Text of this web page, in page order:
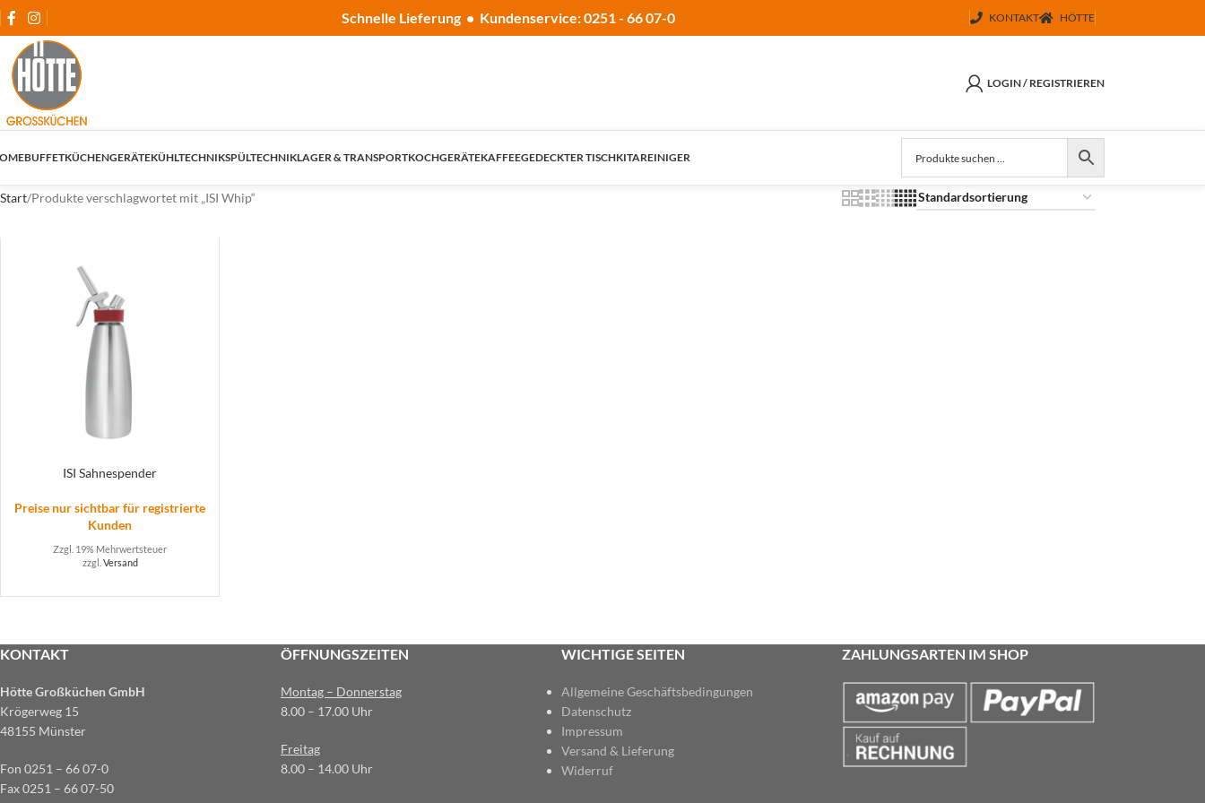
Schnelle Lieferung • Kundenservice: 0251 - 66 07-0 KONTAKT HÖTTE
LOGIN / REGISTRIEREN
BUFFETKÜCHENGERÄTEKÜHLTECHNIKSPÜLTECHNIKLAGER & TRANSPORTKOCHGERÄTEKAFFEEGEDECKTER TISCHKITAREINIGER
Start Produkte verschlagwortet mit „ISI Whip“
ISI Sahnespender
Preise nur sichtbar für registrierte
Kunden
Zzgl. 19% Mehrwertsteuer
zzgl. Versand
KONTAKT
Hötte Großküchen GmbH
Krögerweg 15
48155 Münster
Fon 0251 – 66 07-0
Fax 0251 – 66 07-50
ÖFFNUNGSZEITEN
Montag – Donnerstag
8.00 – 17.00 Uhr
Freitag
8.00 – 14.00 Uhr
WICHTIGE SEITEN
Allgemeine Geschäftsbedingungen
Datenschutz
Impressum
Versand & Lieferung
Widerruf
ZAHLUNGSARTEN IM SHOP